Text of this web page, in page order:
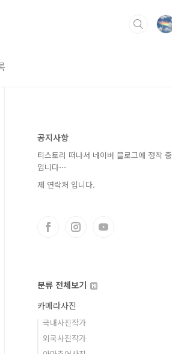
공지사항
티스토리 떠나서 네이버 블로그에 정착 중
입니다⋯
제 연락처 입니다.
분류 전체보기
카메라사진
국내사진작가
외국사진작가